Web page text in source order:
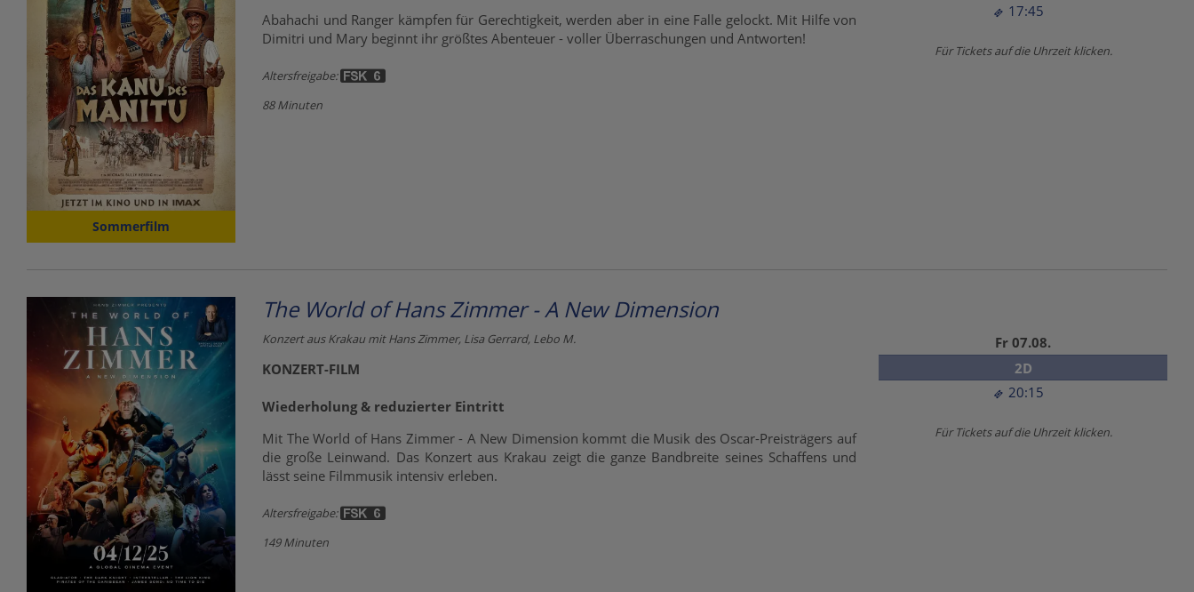
Sommerfilm
17:45
Für Tickets auf die Uhrzeit klicken.
Abahachi und Ranger kämpfen für Gerechtigkeit, werden aber in eine Falle gelockt. Mit Hilfe von
Dimitri und Mary beginnt ihr größtes Abenteuer - voller Überraschungen und Antworten!
Altersfreigabe:
88 Minuten
The World of Hans Zimmer - A New Dimension
Fr 07.08.
20:15
2D
Für Tickets auf die Uhrzeit klicken.
Konzert aus Krakau mit Hans Zimmer, Lisa Gerrard, Lebo M.
KONZERT-FILM
Wiederholung & reduzierter Eintritt
Mit The World of Hans Zimmer - A New Dimension kommt die Musik des Oscar-Preisträgers auf
die große Leinwand. Das Konzert aus Krakau zeigt die ganze Bandbreite seines Schaffens und
lässt seine Filmmusik intensiv erleben.
Altersfreigabe:
149 Minuten